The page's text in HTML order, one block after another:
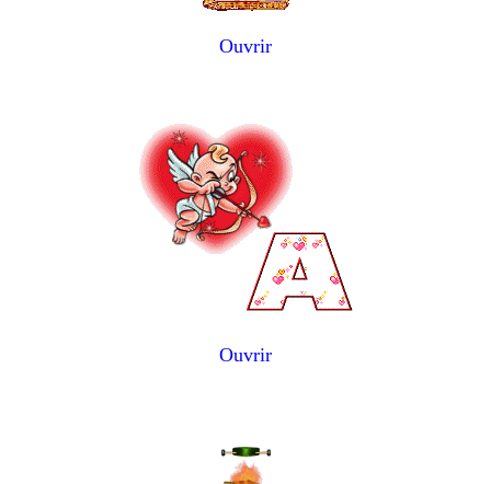
Ouvrir
Ouvrir